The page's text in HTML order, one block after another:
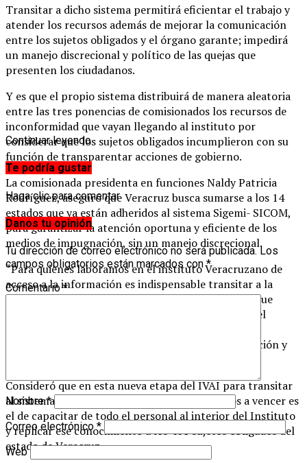
Transitar a dicho sistema permitirá eficientar el trabajo y
atender los recursos además de mejorar la comunicación
entre los sujetos obligados y el órgano garante; impedirá
un manejo discrecional y político de las quejas que
presenten los ciudadanos.
Y es que el propio sistema distribuirá de manera aleatoria
entre las tres ponencias de comisionados los recursos de
inconformidad que vayan llegando al instituto por
considerar que los sujetos obligados incumplieron con su
función de transparentar acciones de gobierno.
La comisionada presidenta en funciones Naldy Patricia
Rodríguez, aseguró que Veracruz busca sumarse a los 14
estados que ya están adheridos al sistema Sigemi- SICOM,
para garantizar la atención oportuna y eficiente de los
medios de impugnación, sin un manejo discrecional.
“Para quienes laboramos en el instituto Veracruzano de
acceso a la información es indispensable transitar a la
gestión de los medios de impugnación en línea, lo que
permitiría, en épocas como esta, de pandemia por el
inconformidades en materia de acceso a la información y
Consideró que en esta nueva etapa del IVAI para transitar
al sistema en línea, uno de los principales retos a vencer es
el de capacitar de todo el personal al interior del Instituto
y replicar ese conocimiento a los 401 sujetos obligados del
estado de Veracruz.
Continuar leyendo
Te podría gustar
Haga clic para comentar
Danos tu opinión
Tu dirección de correo electrónico no será publicada. Los
campos obligatorios están marcados con*
Comentario*
Nombre*
Correo electrónico*
Web